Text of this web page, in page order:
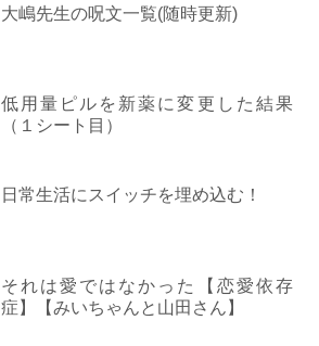
大嶋先生の呪文一覧(随時更新)
低用量ピルを新薬に変更した結果
（１シート目）
日常生活にスイッチを埋め込む！
それは愛ではなかった【恋愛依存
症】【みいちゃんと山田さん】